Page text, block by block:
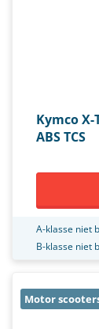
Kymco X-
ABS TCS
A-klasse niet
B-klasse niet
Motor